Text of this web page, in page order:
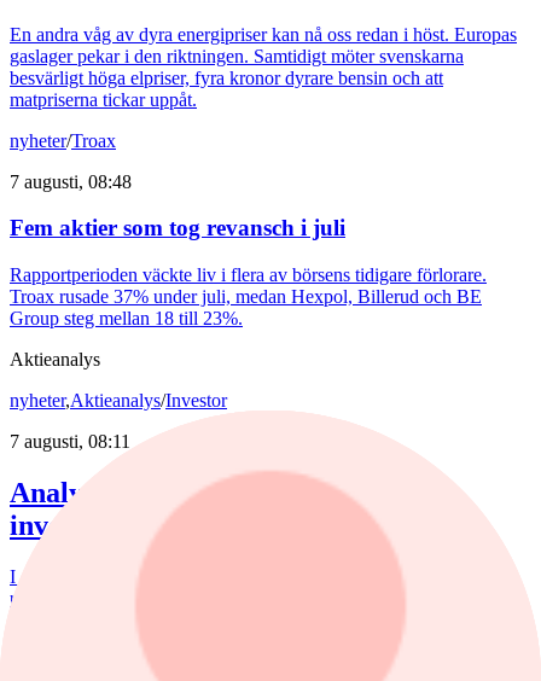
En andra våg av dyra energipriser kan nå oss redan i höst. Europas
gaslager pekar i den riktningen. Samtidigt möter svenskarna
besvärligt höga elpriser, fyra kronor dyrare bensin och att
matpriserna tickar uppåt.
nyheter/Troax
7 augusti, 08:48
Fem aktier som tog revansch i juli
Rapportperioden väckte liv i flera av börsens tidigare förlorare.
Troax rusade 37% under juli, medan Hexpol, Billerud och BE
Group steg mellan 18 till 23%.
Aktieanalys
nyheter,Aktieanalys/Investor
7 augusti, 08:11
Analytikern: Tre köpvärda
investmentbolag
I den här artikeln lyfter vi fram de tre investmentbolag som i dag
uppvisar den starkaste tekniska bilden enligt vår nya Investtech
en skala från –100 till +100, där högre värden indikerar en starkare
köpsignal och lägre värden en starkare säljsignal enligt Investtechs